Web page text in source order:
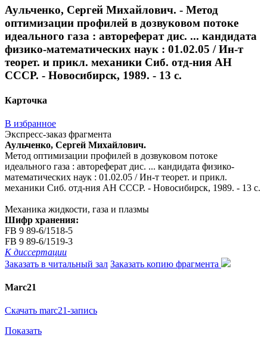
Аульченко, Сергей Михайлович. - Метод
оптимизации профилей в дозвуковом потоке
идеального газа : автореферат дис. ... кандидата
физико-математических наук : 01.02.05 / Ин-т
теорет. и прикл. механики Сиб. отд-ния АН
СССР. - Новосибирск, 1989. - 13 с.
Карточка
В избранное
Экспресс-заказ фрагмента
Аульченко, Сергей Михайлович.
Метод оптимизации профилей в дозвуковом потоке
идеального газа : автореферат дис. ... кандидата физико-
математических наук : 01.02.05 / Ин-т теорет. и прикл.
механики Сиб. отд-ния АН СССР. - Новосибирск, 1989. - 13 с.
Механика жидкости, газа и плазмы
Шифр хранения:
FB 9 89-6/1518-5
FB 9 89-6/1519-3
К диссертации
Заказать в читальный зал Заказать копию фрагмента
Marc21
Скачать marc21-запись
Показать